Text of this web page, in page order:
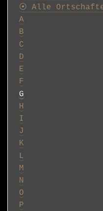
⦿ Alle
A
B
C
D
E
F
G
H
I
J
K
L
M
N
O
P